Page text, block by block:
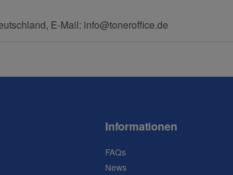
E-Mail: info@toneroffice.de
Informationen
FAQs
News